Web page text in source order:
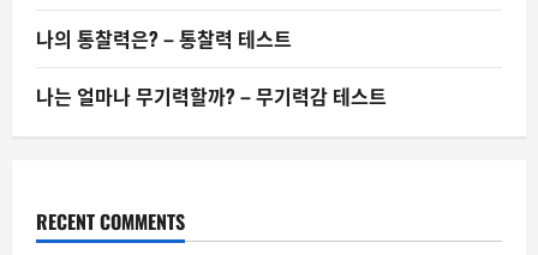
나의 통찰력은? – 통찰력 테스트
나는 얼마나 무기력할까? – 무기력감 테스트
RECENT COMMENTS